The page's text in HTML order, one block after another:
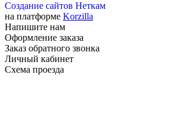
Создание сайтов Неткам
на платформе Korzilla
Напишите нам
Оформление заказа
Заказ обратного звонка
Личный кабинет
Схема проезда